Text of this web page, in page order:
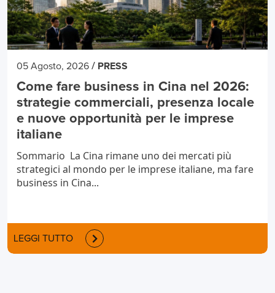
05 Agosto, 2026 / PRESS
Come fare business in Cina nel 2026:
strategie commerciali, presenza locale
e nuove opportunità per le imprese
italiane
Sommario La Cina rimane uno dei mercati più
strategici al mondo per le imprese italiane, ma fare
business in Cina...
LEGGI TUTTO